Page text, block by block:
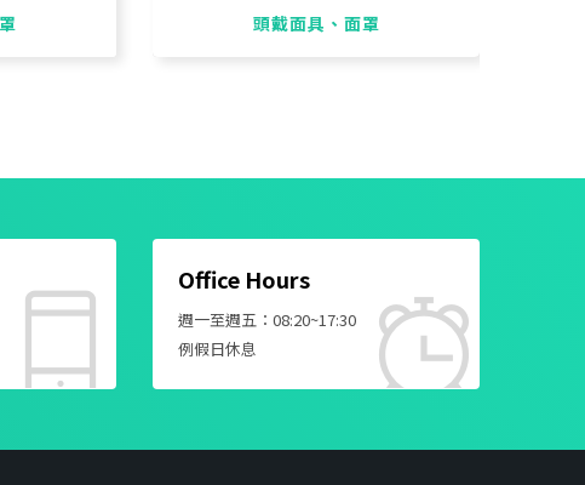
頭戴面具、面罩
Office Hours
週一至週五：08:20~17:30
例假日休息